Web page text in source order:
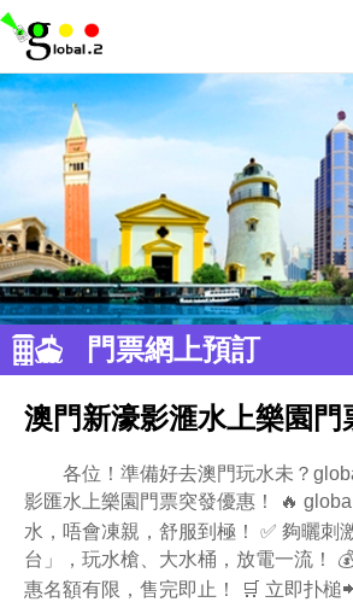
門票網上預訂
澳門新濠影滙水上樂園門
各位！準備好去澳門玩水未？
影匯水上樂園門票突發優惠！ 🔥
水，唔會凍親，舒服到極！ ✅ 夠曬
台」，玩水槍、大水桶，放電一流！
惠名額有限，售完即止！ 🛒 立即扑